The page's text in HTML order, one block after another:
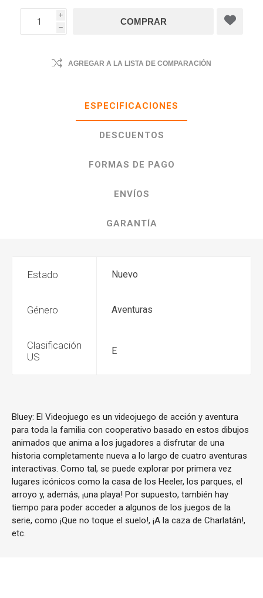
i
h
AGREGAR A LA LISTA DE COMPARACIÓN
ESPECIFICACIONES
DESCUENTOS
FORMAS DE PAGO
ENVÍOS
GARANTÍA
Estado Nuevo
Género Aventuras
Clasificación
US
E
Bluey: El Videojuego es un videojuego de acción y aventura
para toda la familia con cooperativo basado en estos dibujos
animados que anima a los jugadores a disfrutar de una
historia completamente nueva a lo largo de cuatro aventuras
interactivas. Como tal, se puede explorar por primera vez
lugares icónicos como la casa de los Heeler, los parques, el
arroyo y, además, ¡una playa! Por supuesto, también hay
tiempo para poder acceder a algunos de los juegos de la
serie, como ¡Que no toque el suelo!, ¡A la caza de Charlatán!,
etc.